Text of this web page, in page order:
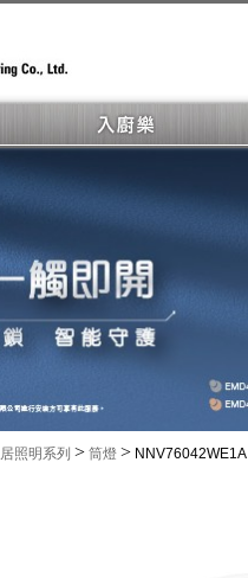
照明系列 > 筒燈 > NNV76042WE1A